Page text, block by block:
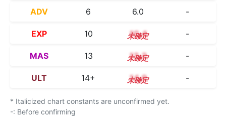
ADV 6 6.0 -
EXP 10 10.4 -
MAS 13 13.2 -
ULT 14+ 14.9 -
* Italicized chart constants are unconfirmed yet.
-: Before confirming